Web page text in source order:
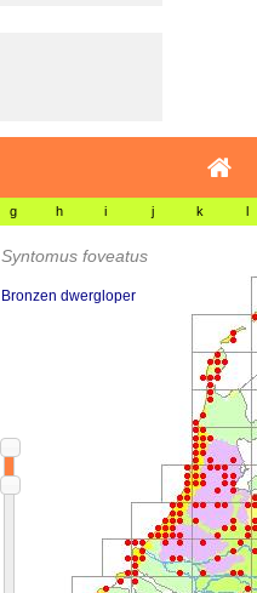
g h i j k l
Syntomus foveatus
Bronzen dwergloper